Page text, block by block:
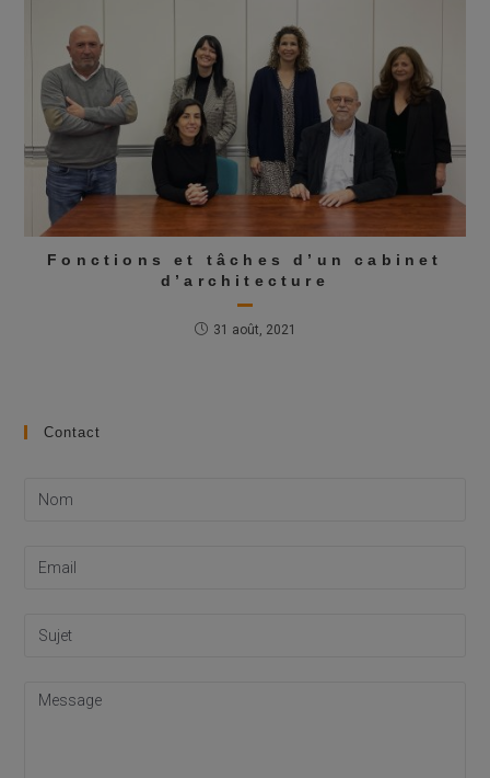
Fonctions et tâches d’un cabinet
d’architecture
31 août, 2021
Contact